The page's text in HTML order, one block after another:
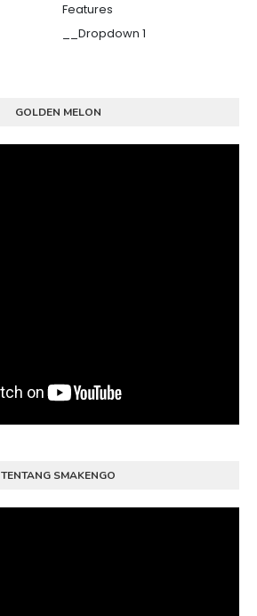
Features
__Dropdown 1
GOLDEN MELON
TENTANG SMAKENGO